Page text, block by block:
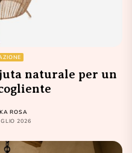
naturale per un
ROSA
2026